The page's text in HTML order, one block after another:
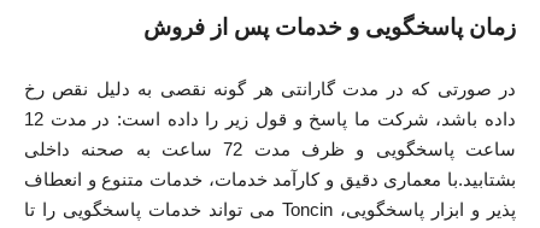
زمان پاسخگویی و خدمات پس از فروش
در صورتی که در مدت گارانتی هر گونه نقصی به دلیل نقص رخ
داده باشد، شرکت ما پاسخ و قول زیر را داده است: در مدت 12
ساعت پاسخگویی و ظرف مدت 72 ساعت به صحنه داخلی
بشتابید.با معماری دقیق و کارآمد خدمات، خدمات متنوع و انعطاف
پذیر و ابزار پاسخگویی، Toncin می تواند خدمات پاسخگویی را تا